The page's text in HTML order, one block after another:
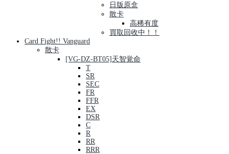
日版原盒
散卡
高稀有度
買取回收中！！
Card Fight!! Vanguard
散卡
[VG-DZ-BT05]天智覚命
T
SR
SEC
FR
FFR
EX
DSR
C
R
RR
RRR